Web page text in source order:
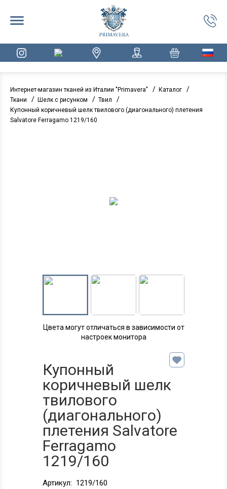
Интернет-магазин тканей из Италии "Primavera" / Каталог /
Ткани / Шелк с рисунком / Твил /
Купонный коричневый шелк твилового (диагонального) плетения
Salvatore Ferragamo 1219/160
Цвета могут отличаться в зависимости от
настроек монитора
Купонный
коричневый шелк
твилового
(диагонального)
плетения Salvatore
Ferragamo
1219/160
Артикул: 1219/160